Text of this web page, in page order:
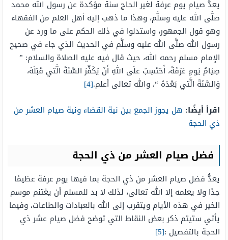
يعدُّ صيام يوم عرفة لغير الحاج سنة مؤكدة عن رسول الله محمد
صلَّى الله عليه وسلَّم، وهذا ما ذهب إليه أهل العلم من الفقهاء
وهو قول الجمهور، واستدلوا في ذلك الحكم على ما ورد عن
رسول الله صلَّى الله عليه وسلَّم في الحديث الذي جاء في صحيح
الإمام مسلم رحمه الله، حيث قال فيه عليه الصلاة والسلام: ”
صِيَامُ يَومِ عَرَفَةَ، أَحْتَسِبُ علَى اللهِ أَنْ يُكَفِّرَ السَّنَةَ الَّتي قَبْلَهُ،
وَالسَّنَةَ الَّتي بَعْدَهُ “، والله تعالى أعلم.[4]
اقرأ أيضًا: هل يجوز الجمع بين نية القضاء ونية صيام العشر من
ذي الحجة
فضل صيام العشر من ذي الحجة
يعدُّ فضل صيام العشر من ذي الحجة بما فيها يوم عرفة عظيمًا
جدًا ولا يعلمه إلا الله تعالى، لذلك لا بد للمسلم أن يغتنم موسم
الخير في هذه الأيام ويتقرب إلى الله بالعبادات والطاعات، وفيما
يأتي ستيتم ذكر بعض النقاط التي توضح فضل صيام عشر ذي
الحجة بالتفصيل :[5]